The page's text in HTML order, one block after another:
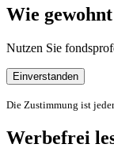
Wie
Nutzen Sie
Einverstanden
Die Zustimmung ist
Werbefrei